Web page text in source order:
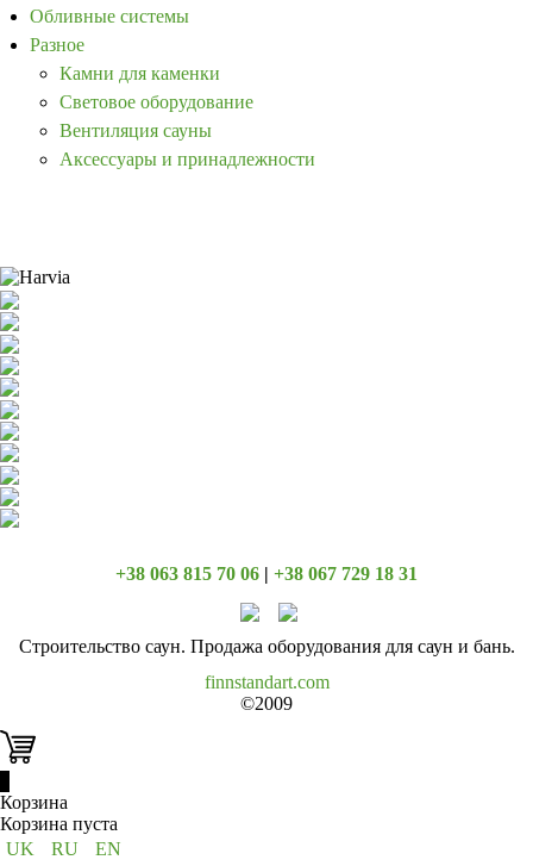
Обливные системы
Разное
Камни для каменки
Световое оборудование
Вентиляция сауны
Аксессуары и принадлежности
+38 063 815 70 06 | +38 067 729 18 31
Строительство саун. Продажа оборудования для саун и бань.
finnstandart.com
©2009
Корзина
Корзина пуста
UK
RU EN